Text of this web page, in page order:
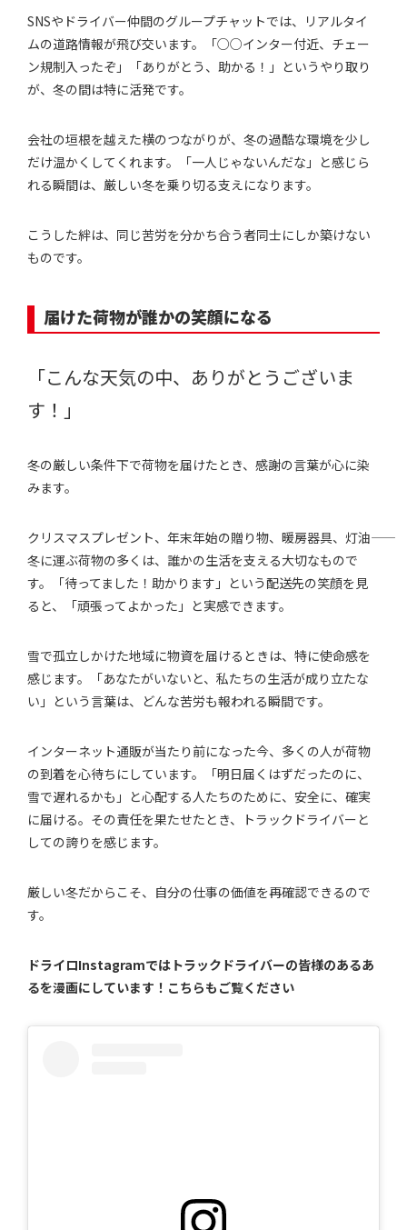
SNSやドライバー仲間のグループチャットでは、リアルタイ
ムの道路情報が飛び交います。「○○インター付近、チェー
ン規制入ったぞ」「ありがとう、助かる！」というやり取り
が、冬の間は特に活発です。
会社の垣根を越えた横のつながりが、冬の過酷な環境を少し
だけ温かくしてくれます。「一人じゃないんだな」と感じら
れる瞬間は、厳しい冬を乗り切る支えになります。
こうした絆は、同じ苦労を分かち合う者同士にしか築けない
ものです。
届けた荷物が誰かの笑顔になる
「こんな天気の中、ありがとうございま
す！」
冬の厳しい条件下で荷物を届けたとき、感謝の言葉が心に染
みます。
クリスマスプレゼント、年末年始の贈り物、暖房器具、灯油――
冬に運ぶ荷物の多くは、誰かの生活を支える大切なもので
す。「待ってました！助かります」という配送先の笑顔を見
ると、「頑張ってよかった」と実感できます。
雪で孤立しかけた地域に物資を届けるときは、特に使命感を
感じます。「あなたがいないと、私たちの生活が成り立たな
い」という言葉は、どんな苦労も報われる瞬間です。
インターネット通販が当たり前になった今、多くの人が荷物
の到着を心待ちにしています。「明日届くはずだったのに、
雪で遅れるかも」と心配する人たちのために、安全に、確実
に届ける。その責任を果たせたとき、トラックドライバーと
しての誇りを感じます。
厳しい冬だからこそ、自分の仕事の価値を再確認できるので
す。
ドライロInstagramではトラックドライバーの皆様のあるあ
るを漫画にしています！こちらもご覧ください